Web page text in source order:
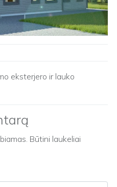
eksterjero ir lauko
Būtini laukeliai